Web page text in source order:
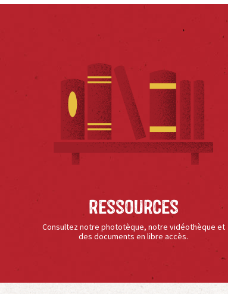
Ressources
Consultez notre phototèque, notre vidéothèque et
des documents en libre accès.